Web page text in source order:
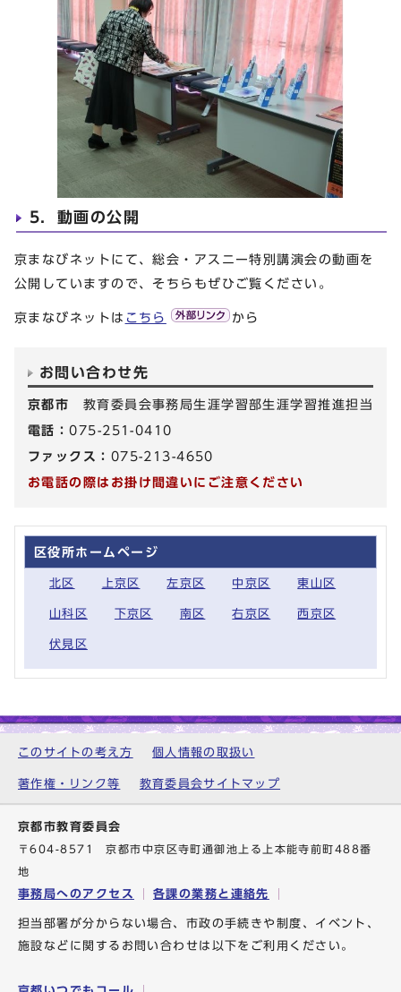
5．動画の公開
京まなびネットにて、総会・アスニー特別講演会の動画を
公開していますので、そちらもぜひご覧ください。
京まなびネットは こちら から
お問い合わせ先
京都市 教育委員会事務局生涯学習部生涯学習推進担当
電話：075-251-0410
ファックス： 075-213-4650
お電話の際はお掛け間違いにご注意ください
区役所ホームページ
北区 上京区 左京区 中京区 東山区
山科区 下京区 南区 右京区 西京区
伏見区
このサイトの考え方 個人情報の取扱い
著作権・リンク等 教育委員会サイトマップ
京都市教育委員会
〒604-8571 京都市中京区寺町通御池上る上本能寺前町488番
地
事務局へのアクセス 各課の業務と連絡先
担当部署が分からない場合、市政の手続きや制度、イベント、
施設などに関するお問い合わせは以下をご利用ください。